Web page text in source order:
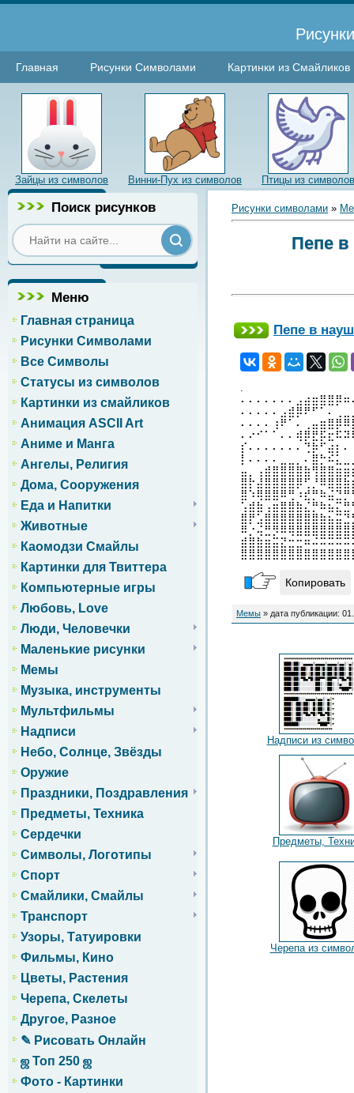
Главная Рисунки Символами Картинки из Смайликов
Зайцы из символов Винни-Пух из символов Птицы из символов
Поиск рисунков
Меню
Главная страница
Рисунки Символами
Все Символы
Статусы из символов
Картинки из смайликов
Анимация ASCII Art
Аниме и Манга
Ангелы, Религия
Дома, Сооружения
Еда и Напитки
Животные
Каомодзи Смайлы
Картинки для Твиттера
Компьютерные игры
Любовь, Love
Люди, Человечки
Маленькие рисунки
Мемы
Музыка, инструменты
Мультфильмы
Надписи
Небо, Солнце, Звёзды
Оружие
Праздники, Поздравления
Предметы, Техника
Сердечки
Символы, Логотипы
Спорт
Смайлики, Смайлы
Транспорт
Узоры, Татуировки
Фильмы, Кино
Цветы, Растения
Черепа, Скелеты
Другое, Разное
✎ Рисовать Онлайн
ஜ Топ 250 ஜ
Фото - Картинки
Рисунки символами »
Пепе в
Пепе в
.
Копировать
Мемы » дата публикации:
Надписи из
Предметы,
Черепа из